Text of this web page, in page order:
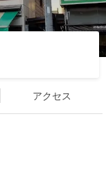
アクセス